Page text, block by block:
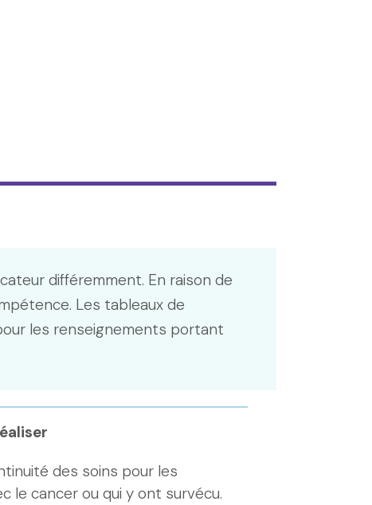
différemment. En raison de
Les tableaux de
les renseignements portant
des soins pour les
le cancer ou qui y ont survécu.